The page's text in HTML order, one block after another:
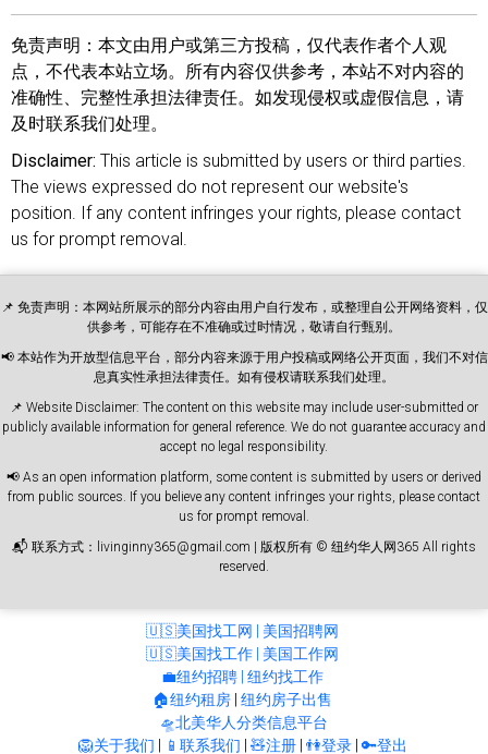
免责声明： 本文由用户或第三方投稿，仅代表作者个人观
点，不代表本站立场。所有内容仅供参考，本站不对内容的
准确性、完整性承担法律责任。如发现侵权或虚假信息，请
及时联系我们处理。
Disclaimer: This article is submitted by users or third parties.
The views expressed do not represent our website's
position. If any content infringes your rights, please contact
us for prompt removal.
📌 免责声明：本网站所展示的部分内容由用户自行发布，或整理自公开网络资料，仅
供参考，可能存在不准确或过时情况，敬请自行甄别。
📢 本站作为开放型信息平台，部分内容来源于用户投稿或网络公开页面，我们不对信
息真实性承担法律责任。如有侵权请联系我们处理。
📌 Website Disclaimer: The content on this website may include user-submitted or
publicly available information for general reference. We do not guarantee accuracy and
accept no legal responsibility.
📢 As an open information platform, some content is submitted by users or derived
from public sources. If you believe any content infringes your rights, please contact
us for prompt removal.
📬 联系方式：livinginny365@gmail.com | 版权所有 © 纽约华人网365 All rights
reserved.
🇺🇸美国找工网 | 美国招聘网
🇺🇸美国找工作 | 美国工作网
💼纽约招聘 | 纽约找工作
🏠纽约租房 纽约房子出售
🛸北美华人分类信息平台
🦁关于我们
📱联系我们 🧸注册| 👫登录| 🔑登出